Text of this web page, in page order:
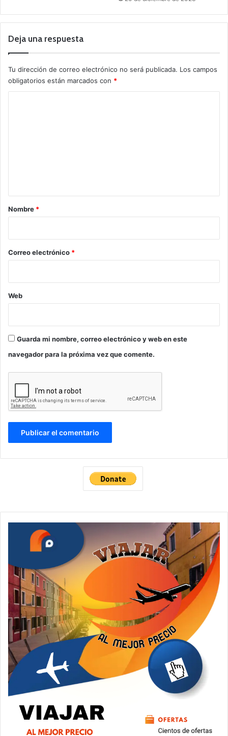
Deja una respuesta
Tu dirección de correo electrónico no será publicada. Los campos
obligatorios están marcados con *
r
*
Nombre *
Correo electrónico *
Web
Guarda mi nombre, correo electrónico y web en este
navegador para la próxima vez que comente.